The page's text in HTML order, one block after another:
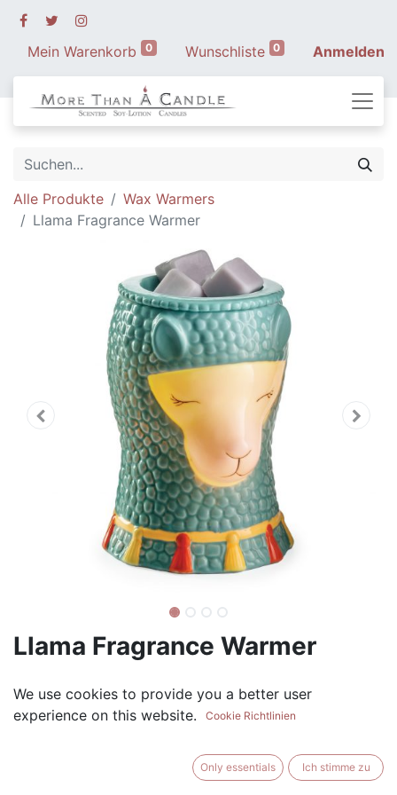
Mein Warenkorb 0 Wunschliste 0 Anmelden
Alle Produkte
Wax Warmers
Llama Fragrance Warmer
Llama Fragrance Warmer
$27.99
We use cookies to provide you a better user
experience on this website.
Cookie Richtlinien
Only essentials Ich stimme zu